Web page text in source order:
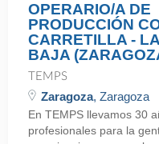
OPERARIO/A DE
PRODUCCIÓN
CARRETILLA -
BAJA
TEMPS
Zaragoza, Zaragoza
En TEMPS llevamos 30
profesionales para la